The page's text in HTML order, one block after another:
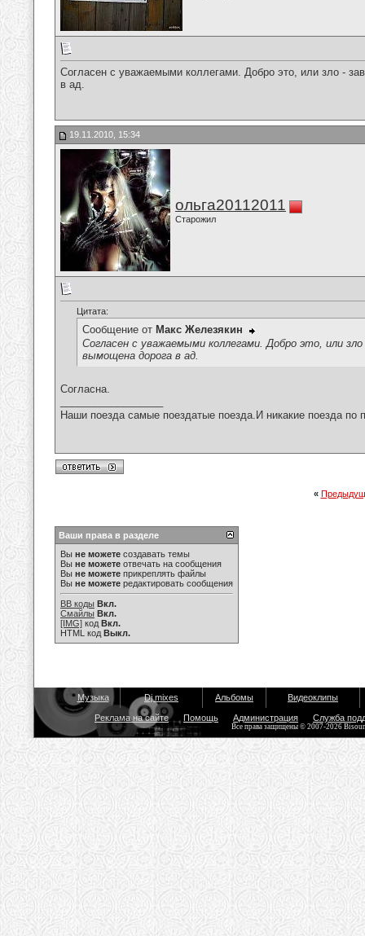
Согласен с уважаемыми коллегами. Добро это, или зло -
в ад.
19.11.2010, 15:34
ольга20112011
Старожил
Цитата:
Сообщение от Макс Железякин
Согласен с уважаемыми коллегами. Добро это, или
вымощена дорога в ад.
Согласна.
Наши поезда самые поездатые поезда.И никакие поезда по
«
Ваши права в разделе
Вы не можете создавать темы
Вы не можете отвечать на сообщения
Вы не можете прикреплять файлы
Вы не можете редактировать сообщения
BB коды Вкл.
Смайлы Вкл.
[IMG] код Вкл.
HTML код Выкл.
Музыка Dj mixes Альбомы Видеоклипы
Реклама на сайте Помощь Администрация Служба
Все права защищены © 2007-2026